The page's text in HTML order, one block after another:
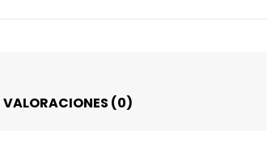
VALORACIONES (0)